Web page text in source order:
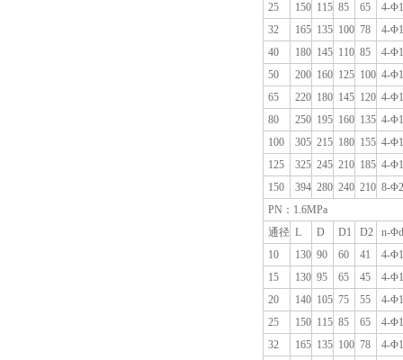
25
150 115 85 65
4-
32
165 135 100 78
4-
40
180 145 110 85
4-
50
200 160 125 100 4-
65
220 180 145 120 4-
80
250 195 160 135 4-
100
305 215 180 155 4-
125
325 245 210 185 4-
150
394 280 240 210 8-
PN：1.6MPa
通径 L D D1 D2
n-Φd
10
130 90 60 41
4-
15
130 95 65 45
4-
20
140 105 75 55
4-
25
150 115 85 65
4-
32
165 135 100 78
4-